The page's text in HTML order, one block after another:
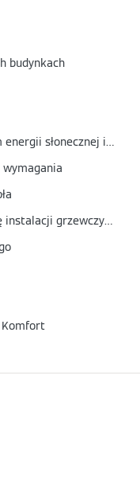
budynkach
Produkcja c.w.u. z wykorzystaniem energii słonecznej i obniżenie kosztów
Znajdź odpowiedniego wykonawcę instalacji grzewczych
Komfort